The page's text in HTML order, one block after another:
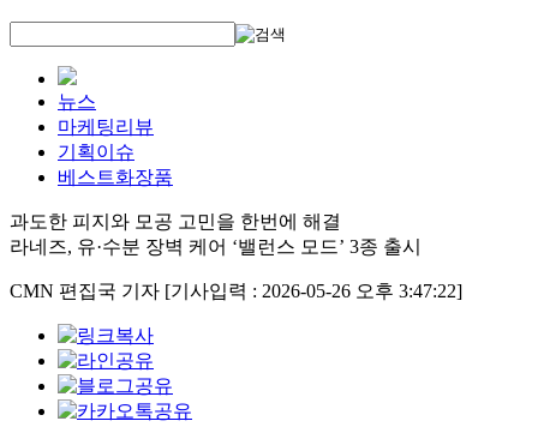
뉴스
마케팅리뷰
기획이슈
베스트화장품
과도한 피지와 모공 고민을 한번에 해결
라네즈, 유·수분 장벽 케어 ‘밸런스 모드’ 3종 출시
CMN 편집국 기자 [기사입력 : 2026-05-26 오후 3:47:22]